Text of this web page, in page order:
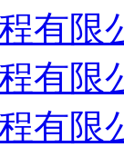
有限
有限
有限